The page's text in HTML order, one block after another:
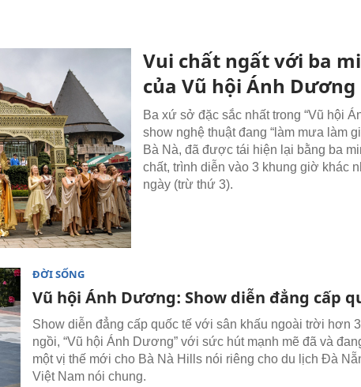
Vui chất ngất với ba
của Vũ hội Ánh Dương
Ba xứ sở đặc sắc nhất trong “Vũ hội
show nghệ thuật đang “làm mưa làm
Bà Nà, đã được tái hiện lại bằng ba
chất, trình diễn vào 3 khung giờ khác
ngày (trừ thứ 3).
ĐỜI SỐNG
Vũ hội Ánh Dương: Show diễn đẳng cấp
Show diễn đẳng cấp quốc tế với sân khấu ngoài trời hơn
ngồi, “Vũ hội Ánh Dương” với sức hút mạnh mẽ đã và
một vị thế mới cho Bà Nà Hills nói riêng cho du lịch Đà
Việt Nam nói chung.